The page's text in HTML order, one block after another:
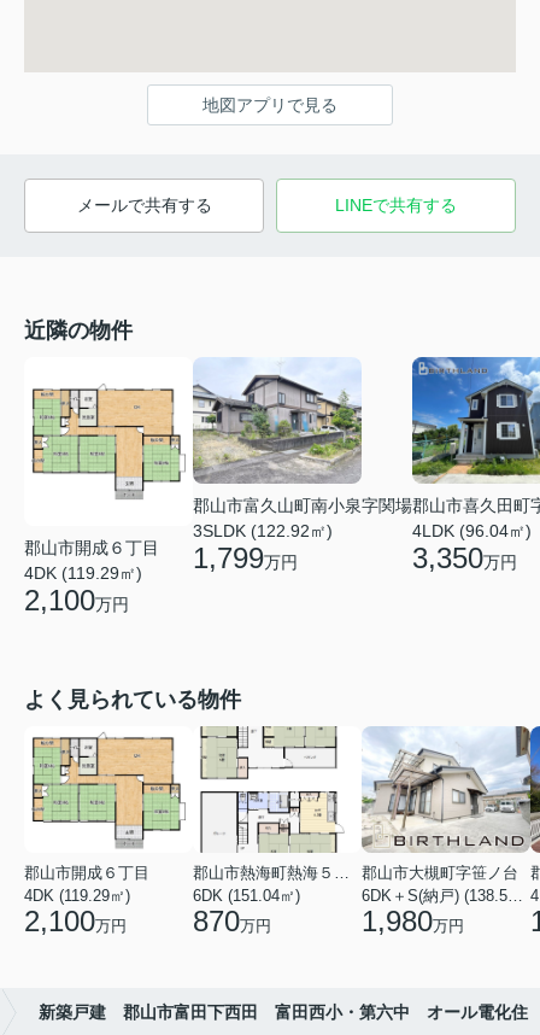
地図アプリで見る
メールで共有する LINEで共有する
近隣の物件
郡山市開成６丁目
4DK (119.29㎡)
2,100万円
郡山市富久山町南小泉字関場
3SLDK (122.92㎡)
1,799万円
郡山市喜久田町
4LDK (96.04㎡)
3,350万円
よく見られている物件
郡山市開成６丁目
4DK (119.29㎡)
2,100万円
郡山市熱海町熱海５丁目
6DK (151.04㎡)
870万円
郡山市大槻町字笹ノ台
6DK＋S(納戸) (138.55㎡)
1,980万円
新築戸建 郡山市富田下西田 富田西小・第六中 オール電化住